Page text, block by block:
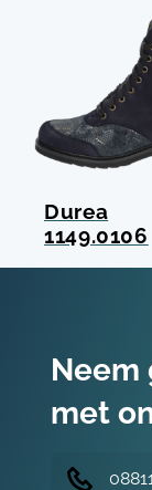
Durea
1149.0106
Neem
met